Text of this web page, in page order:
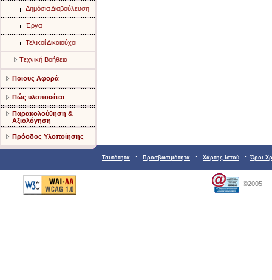
Δημόσια Διαβούλευση
Έργα
Τελικοί Δικαιούχοι
Tεχνική Bοήθεια
Ποιους Αφορά
Πώς υλοποιείται
Παρακολούθηση &
Αξιολόγηση
Πρόοδος Υλοποίησης
Ταυτότητα : Προσβασιμότητα : Χάρτης Ιστού : Όροι
©2005